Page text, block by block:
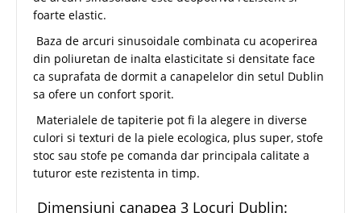
foarte elastic.
Baza de arcuri sinusoidale combinata cu acoperirea
din poliuretan de inalta elasticitate si densitate face
ca suprafata de dormit a canapelelor din setul Dublin
sa ofere un confort sporit.
Materialele de tapiterie pot fi la alegere in diverse
culori si texturi de la piele ecologica, plus super, stofe
stoc sau stofe pe comanda dar principala calitate a
tuturor este rezistenta in timp.
Dimensiuni canapea 3 Locuri Dublin: